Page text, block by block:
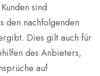
sind
den nachfolgenden
Dies gilt auch für
des Anbieters,
auf